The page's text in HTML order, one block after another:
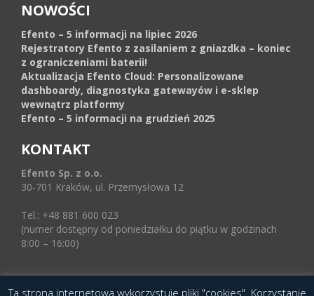
NOWOŚCI
Efento – 5 informacji na lipiec 2026
Rejestratory Efento z zasilaniem z gniazdka – koniec
z ograniczeniami baterii!
Aktualizacja Efento Cloud: Personalizowane
dashboardy, diagnostyka gatewayów i e-sklep
wewnątrz platformy
Efento – 5 informacji na grudzień 2025
KONTAKT
Efento Sp. z o.o.
30-701 Kraków, ul. Przemysłowa 12
Tel.: +48 881 600 023
(numer dostępny od poniedziałku do piątku w godzinach
8:00 – 16:00)
Ta strona internetowa wykorzystuje pliki "cookies". Korzystanie